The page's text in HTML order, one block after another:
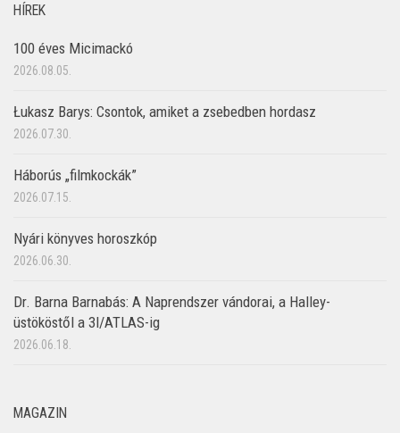
HÍREK
100 éves Micimackó
2026.08.05.
Łukasz Barys: Csontok, amiket a zsebedben hordasz
2026.07.30.
Háborús „filmkockák”
2026.07.15.
Nyári könyves horoszkóp
2026.06.30.
Dr. Barna Barnabás: A Naprendszer vándorai, a Halley-
üstököstől a 3I/ATLAS-ig
2026.06.18.
MAGAZIN